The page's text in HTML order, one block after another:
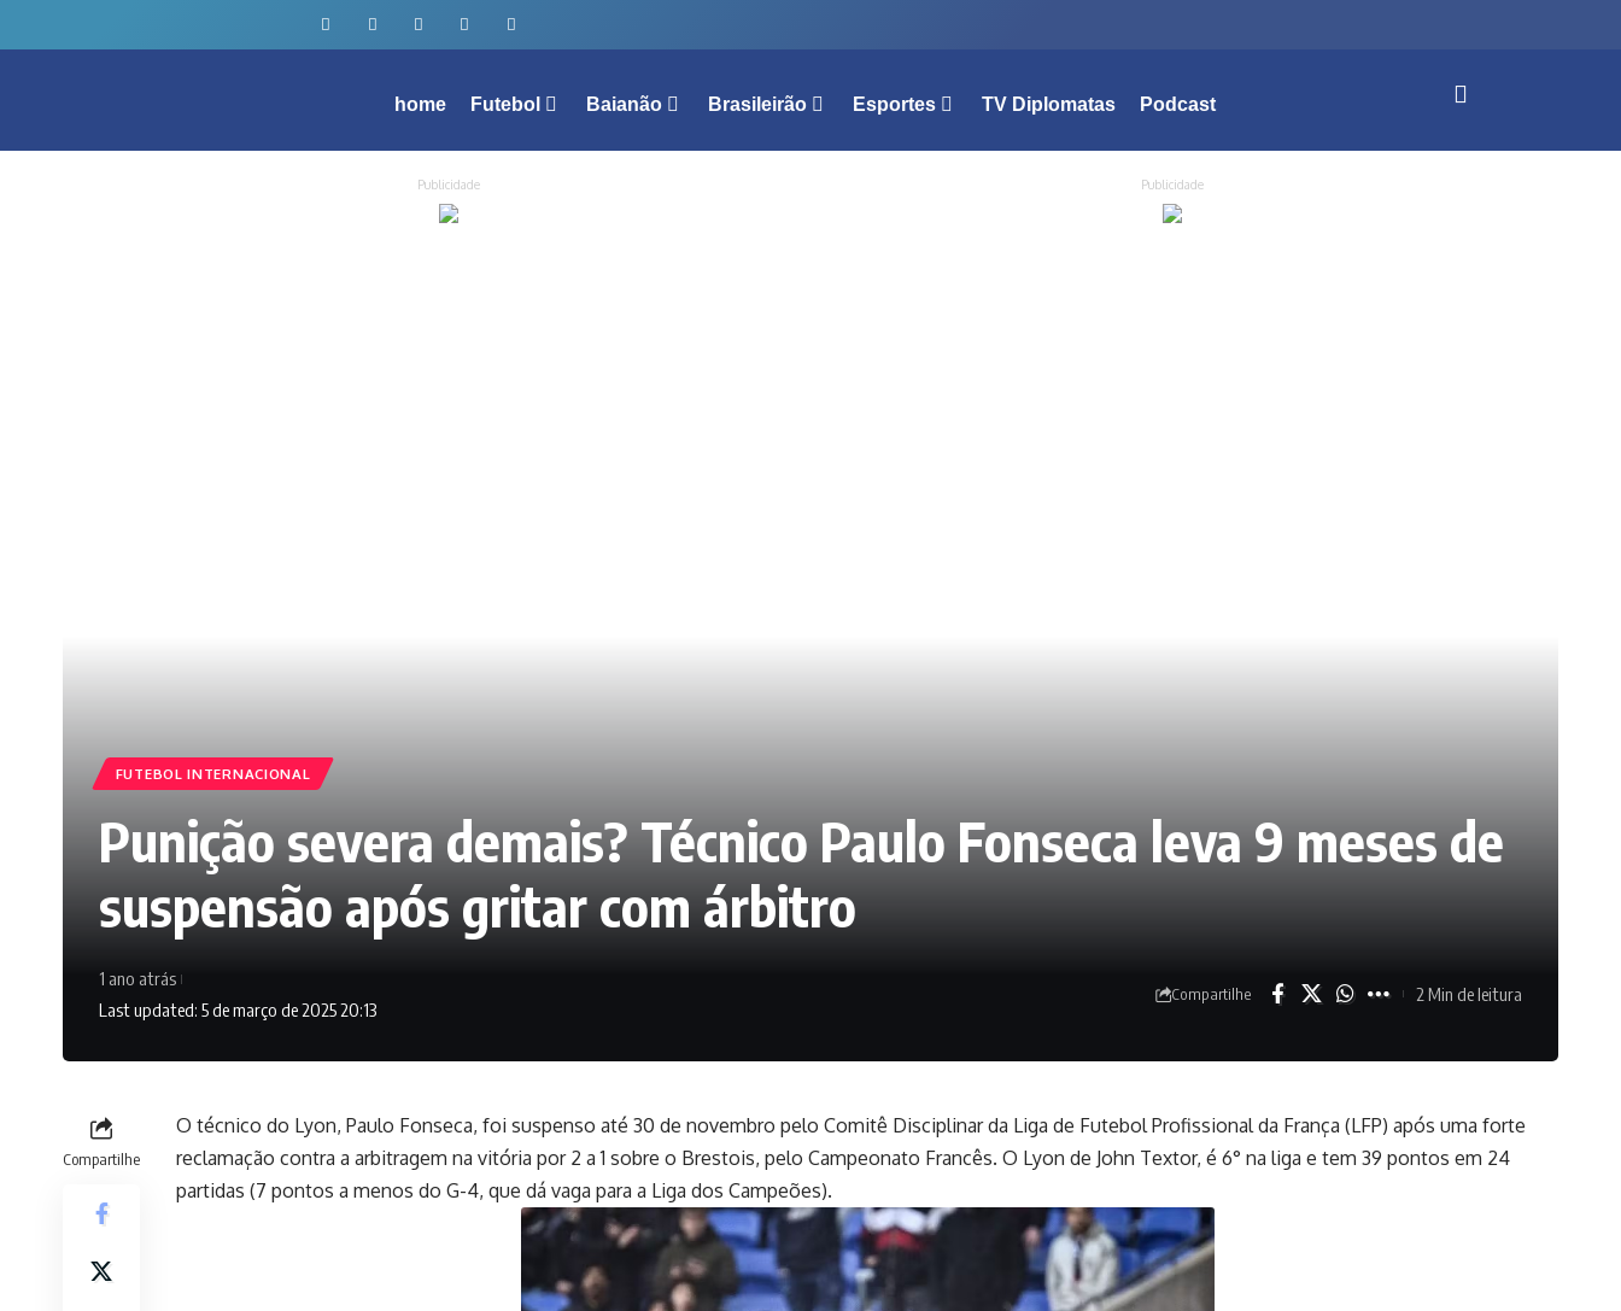
home Futebol Baianão Brasileirão Esportes TV Diplomatas Podcast
Publicidade Publicidade
FUTEBOL INTERNACIONAL
Punição severa demais? Técnico Paulo Fonseca leva 9 meses de
suspensão após gritar com árbitro
Last updated: 5 de março de 2025 20:13
1 ano atrás
Compartilhe 2 Min de leitura
Compartilhe
O técnico do Lyon, Paulo Fonseca, foi suspenso até 30 de novembro pelo Comitê Disciplinar da Liga de Futebol Profissional da França (LFP) após uma forte
reclamação contra a arbitragem na vitória por 2 a 1 sobre o Brestois, pelo Campeonato Francês. O Lyon de John Textor, é 6° na liga e tem 39 pontos em 24
partidas (7 pontos a menos do G-4, que dá vaga para a Liga dos Campeões).